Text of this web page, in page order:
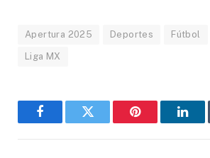
Apertura 2025 Deportes Fútbol
Liga MX
FacebookGorjeo Pinterest